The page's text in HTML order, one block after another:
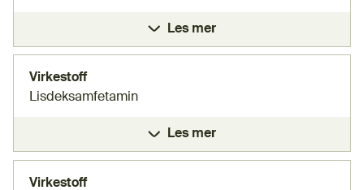
Les mer
Virkestoff
Lisdeksamfetamin
Les mer
Virkestoff